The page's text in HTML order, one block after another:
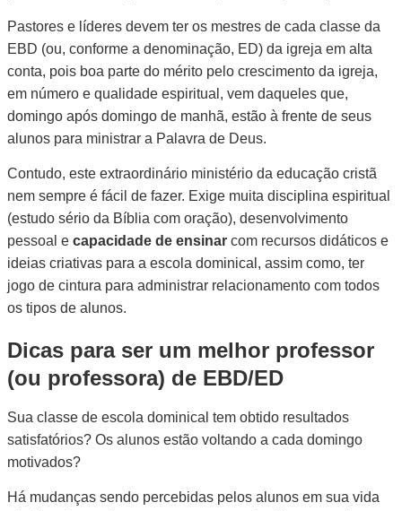
Pastores e líderes devem ter os mestres de cada classe da
EBD (ou, conforme a denominação, ED) da igreja em alta
conta, pois boa parte do mérito pelo crescimento da igreja,
em número e qualidade espiritual, vem daqueles que,
domingo após domingo de manhã, estão à frente de seus
alunos para ministrar a Palavra de Deus.
Contudo, este extraordinário ministério da educação cristã
nem sempre é fácil de fazer. Exige muita disciplina espiritual
(estudo sério da Bíblia com oração), desenvolvimento
pessoal e capacidade de ensinar com recursos didáticos e
ideias criativas para a escola dominical, assim como, ter
jogo de cintura para administrar relacionamento com todos
os tipos de alunos.
Dicas para ser um melhor professor
(ou professora) de EBD/ED
Sua classe de escola dominical tem obtido resultados
satisfatórios? Os alunos estão voltando a cada domingo
motivados?
Há mudanças sendo percebidas pelos alunos em sua vida